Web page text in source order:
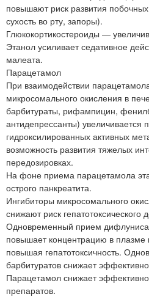
повышают риск развития
сухость во рту, запоры).
Глюкокортикостероиды —
Этанол усиливает седативное
малеата.
Парацетамол
При взаимодействии
микросомального окисления в
барбитураты, рифампицин,
антидепрессанты) увеличивается
гидроксилированных активных
возможность развития тяжелых
передозировках.
На фоне приема парацетамола
острого панкреатита.
Ингибиторы микросомального
снижают риск гепатотоксического
Одновременный прием
повышает концентрацию в плазме
повышая гепатотоксичность.
барбитуратов снижает
Парацетамол снижает
препаратов.